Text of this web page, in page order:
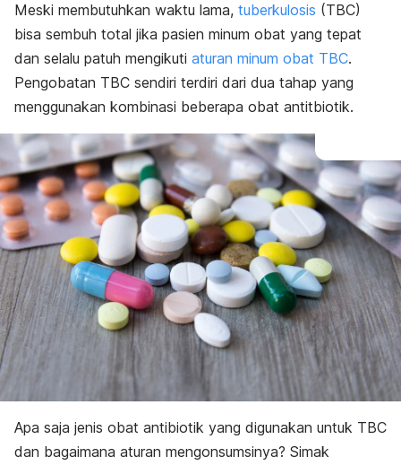
Meski membutuhkan waktu lama, tuberkulosis (TBC)
bisa sembuh total jika pasien minum obat yang tepat
dan selalu patuh mengikuti aturan minum obat TBC.
Pengobatan TBC sendiri terdiri dari dua tahap yang
menggunakan kombinasi beberapa obat antitbiotik.
Apa saja jenis obat antibiotik yang digunakan untuk TBC
dan bagaimana aturan mengonsumsinya? Simak